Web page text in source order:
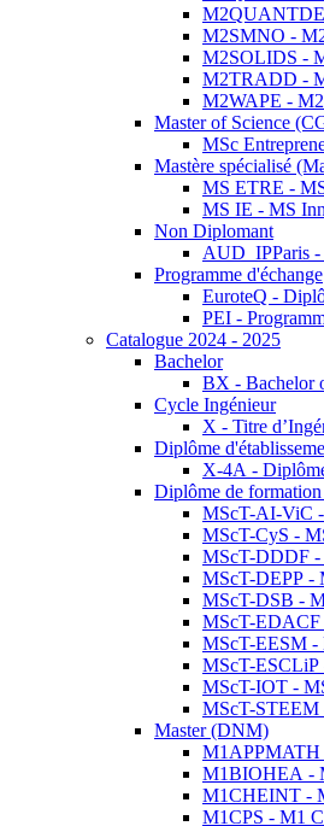
M2SMNO -
M2SOLIDS -
M2TRADD -
M2WAPE -
Master of Science
MSc
Mastère spécialisé
MS ETRE -
MS IE - MS
Non Diplomant
AUD_IPParis
Programme d'échange
EuroteQ -
PEI -
Catalogue 2024 - 2025
Bachelor
BX - Bachelor
Cycle Ingénieur
X - Titre
Diplôme
X-4A -
Diplôme de
MScT-AI-ViC -
MScT-CyS -
MScT-DDDF -
MScT-DEPP -
MScT-DSB -
MScT-EDACF
MScT-EESM -
MScT-ESCLiP
MScT-IOT -
MScT-STEEM
Master (DNM)
M1APPMATH
M1BIOHEA -
M1CHEINT -
M1CPS - M1